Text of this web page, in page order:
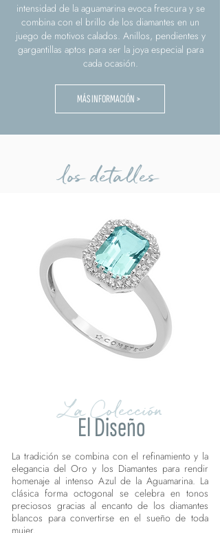
intensidad de la aguamarina evoca frescura y se
combina con el brillo de los diamantes en un
juego de motivos calados. Anillos, pendientes y
gargantillas aptos para ser la joya especial para
cada ocasión.
MÁS INFORMACIÓN >
los detalles
La Colección
El Diseño
La tradición se combina con el refinamiento y la
elegancia del Oro y los Diamantes para rendir
homenaje al intenso Azul de la Aguamarina. La
clásica forma octogonal se celebra en tonos
preciosos gracias al encanto de los diamantes
blancos para convertirse en el sueño de toda